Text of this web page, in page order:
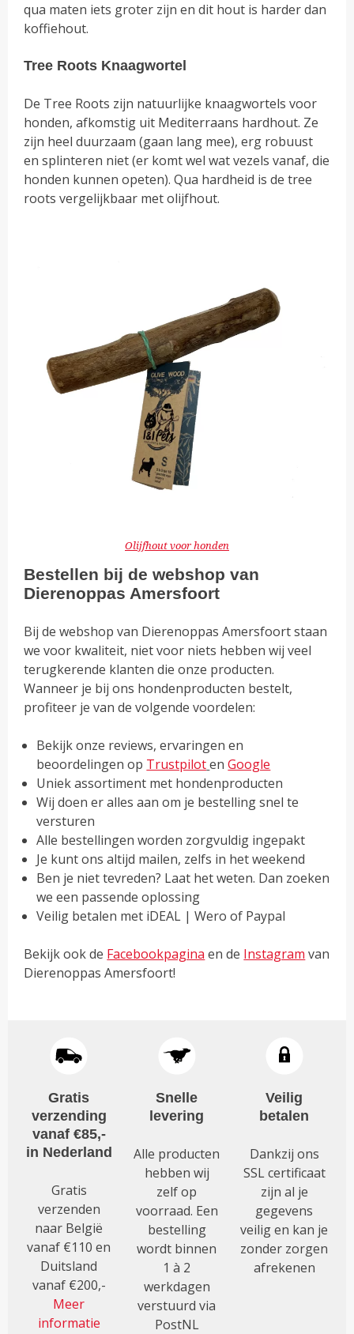
qua maten iets groter zijn en dit hout is harder dan
koffiehout.
Tree Roots Knaagwortel
De Tree Roots zijn natuurlijke knaagwortels voor
honden, afkomstig uit Mediterraans hardhout. Ze
zijn heel duurzaam (gaan lang mee), erg robuust
en splinteren niet (er komt wel wat vezels vanaf, die
honden kunnen opeten). Qua hardheid is de tree
roots vergelijkbaar met olijfhout.
Olijfhout voor honden
Bestellen bij de webshop van
Dierenoppas Amersfoort
Bij de webshop van Dierenoppas Amersfoort staan
we voor kwaliteit, niet voor niets hebben wij veel
terugkerende klanten die onze producten.
Wanneer je bij ons hondenproducten bestelt,
profiteer je van de volgende voordelen:
Bekijk onze reviews, ervaringen en
beoordelingen op TrustpilotenGoogle
Uniek assortiment met hondenproducten
Wij doen er alles aan om je bestelling snel te
versturen
Alle bestellingen worden zorgvuldig ingepakt
Je kunt ons altijd mailen, zelfs in het weekend
Ben je niet tevreden? Laat het weten. Dan zoeken
we een passende oplossing
Veilig betalen met iDEAL | Wero of Paypal
Bekijk ook de Facebookpagina en de Instagram van
Dierenoppas Amersfoort!
Gratis
verzending
vanaf €85,-
in Nederland
Gratis
verzenden
naar België
vanaf €110 en
Duitsland
vanaf €200,-
Meer
informatie
Snelle
levering
Alle producten
hebben wij
zelf op
voorraad. Een
bestelling
wordt binnen
1 à 2
werkdagen
verstuurd via
PostNL
Veilig
betalen
Dankzij ons
SSL certificaat
zijn al je
gegevens
veilig en kan je
zonder zorgen
afrekenen